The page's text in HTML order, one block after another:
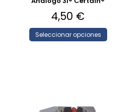
4,50 €
Seleccionar opciones